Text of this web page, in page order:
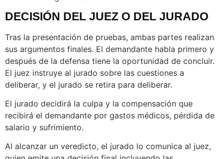
DECISIÓN DEL JUEZ O DEL JURADO
Tras la presentación de pruebas, ambas partes realizan
sus argumentos finales. El demandante habla primero y
después de la defensa tiene la oportunidad de concluir.
El juez instruye al jurado sobre las cuestiones a
deliberar, y el jurado se retira para deliberar.
El jurado decidirá la culpa y la compensación que
recibirá el demandante por gastos médicos, pérdida de
salario y sufrimiento.
Al alcanzar un veredicto, el jurado lo comunica al juez,